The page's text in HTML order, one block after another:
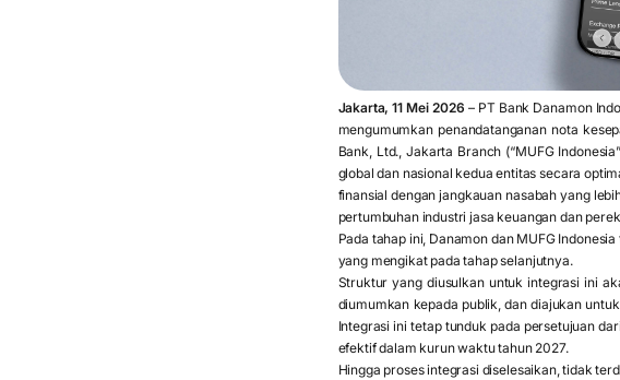
Jakarta, 11 Mei 2026 – PT Bank Danamon
mengumumkan penandatanganan nota
Bank, Ltd., Jakarta Branch (“MUFG
global dan nasional kedua entitas secara
finansial dengan jangkauan nasabah yang
pertumbuhan industri jasa keuangan dan
Pada tahap ini, Danamon dan MUFG
yang mengikat pada tahap selanjutnya.
Struktur yang diusulkan untuk integrasi ini
diumumkan kepada publik, dan diajukan
Integrasi ini tetap tunduk pada persetujuan
efektif dalam kurun waktu tahun 2027.
Hingga proses integrasi diselesaikan, tidak